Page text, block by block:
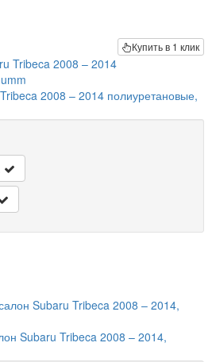
Купить в 1 клик
2008 – 2014 полиуретановые,
Subaru Tribeca 2008 – 2014,